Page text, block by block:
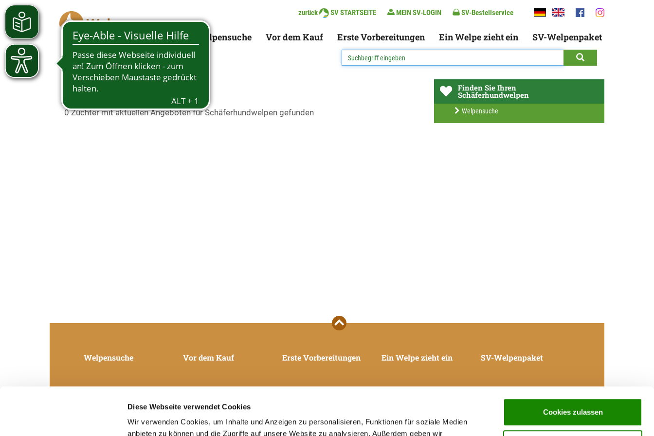
Diese Webseite verwendet Cookies
Wir verwenden Cookies, um Inhalte und Anzeigen zu personalisieren, Funktionen für soziale Medien
anbieten zu können und die Zugriffe auf unsere Website zu analysieren. Außerdem geben wir
Cookies zulassen
zurück SV STARTSEITE MEIN SV-LOGIN SV-Bestellservice
Welpensuche Vor dem Kauf Erste Vorbereitungen Ein Welpe zieht ein SV-Welpenpaket
Schäferhundwelpen in
0 Züchter mit aktuellen Angeboten für Schäferhundwelpen gefunden
Finden Sie Ihren
Schäferhundwelpen
Welpensuche
Welpensuche Vor dem Kauf Erste Vorbereitungen Ein Welpe zieht ein SV-Welpenpaket
Impressum